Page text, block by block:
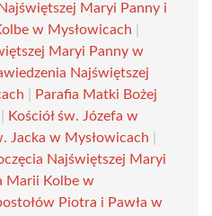
Maryi Panny i
w Mysłowicach
Maryi Panny w
Najświętszej
Parafia Matki Bożej
Kościół św. Józefa w
Jacka w Mysłowicach
Najświętszej Maryi
Marii Kolbe w
Piotra i Pawła w